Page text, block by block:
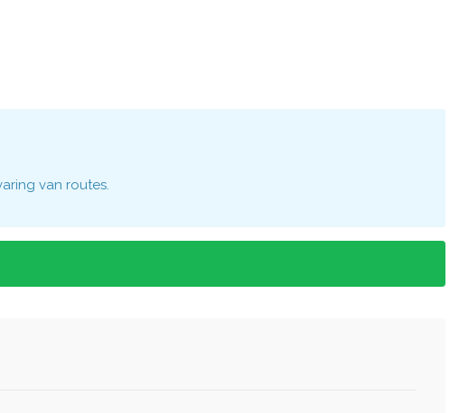
van routes.